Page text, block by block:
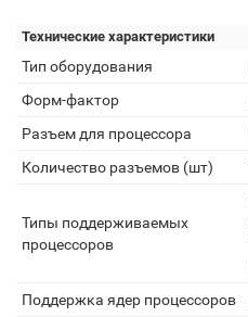
Технические характеристики
Тип оборудования
Форм-фактор
Разъем для процессора
Количество разъемов (шт)
Типы поддерживаемых
процессоров
Поддержка ядер процессоров